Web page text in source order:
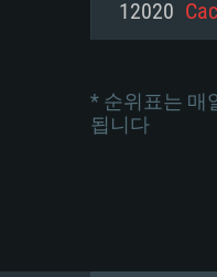
12020
* 순위표는 매
됩니다